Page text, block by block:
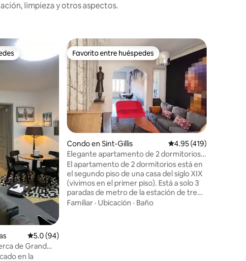
limpieza y otros aspectos.
preferido
Calificación promedio: 5.0 de 5, 94 reseñas
5.0 (94)
de Grand
en la
Favorito entre huéspedes
Favorito entre huéspedes
Condo en Sint-Gillis Calificación promedio:
4.95 (419)
Elegante apartamento de 2 dormitorios
en Bruselas
El apartamento de 2 dormitorios está en
el segundo piso de una casa del siglo XIX
(vivimos en el primer piso). Está a solo 3
paradas de metro de la estación de tren
de Midi y tiene capacidad para 4
Familiar · Ubicación · Baño